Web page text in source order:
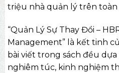
triệu nhà quản lý trên toàn
“Quản Lý Sự Thay Đổi –
Management” là kết tinh
bài viết trong sách đều
nghiêm túc, kinh nghiệm